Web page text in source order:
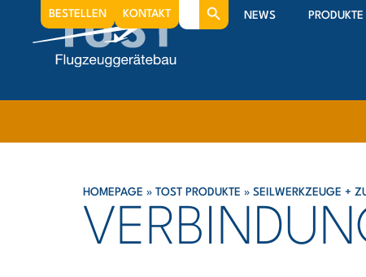
NEWS PRODUKTE
BESTELLEN KONTAKT
Search
for:
HOMEPAGE » TOST PRODUKTE » SEILWERKZEUGE +